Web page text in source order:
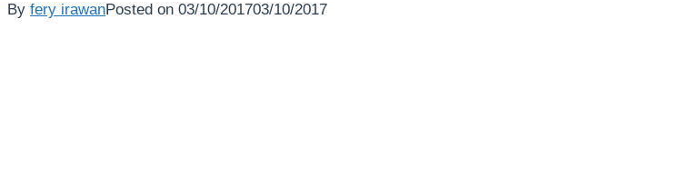
By fery irawanPosted on 03/10/201703/10/2017